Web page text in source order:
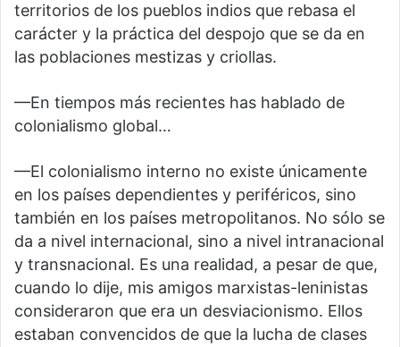
territorios de los pueblos indios que rebasa el
carácter y la práctica del despojo que se da en
las poblaciones mestizas y criollas.
—En tiempos más recientes has hablado de
colonialismo global…
—El colonialismo interno no existe únicamente
en los países dependientes y periféricos, sino
también en los países metropolitanos. No sólo se
da a nivel internacional, sino a nivel intranacional
y transnacional. Es una realidad, a pesar de que,
cuando lo dije, mis amigos marxistas-leninistas
consideraron que era un desviacionismo. Ellos
estaban convencidos de que la lucha de clases